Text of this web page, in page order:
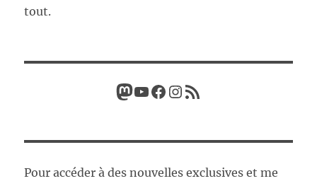
tout.
Mastodon
YouTube
Facebook
Instagram
Flux RSS
Pour accéder à des nouvelles exclusives et me